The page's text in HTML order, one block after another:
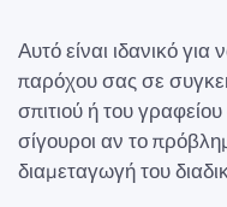
Αυτό είναι ιδανικό
παρόχου σας σε
σπιτιού ή του
σίγουροι αν το
διαμεταγωγή του